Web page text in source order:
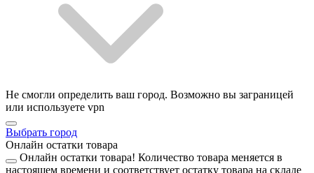
Не смогли определить ваш город. Возможно вы заграницей
или используете vpn
Выбрать город
Онлайн остатки товара
Онлайн остатки товара! Количество товара меняется в
настоящем времени и соответствует остатку товара на складе